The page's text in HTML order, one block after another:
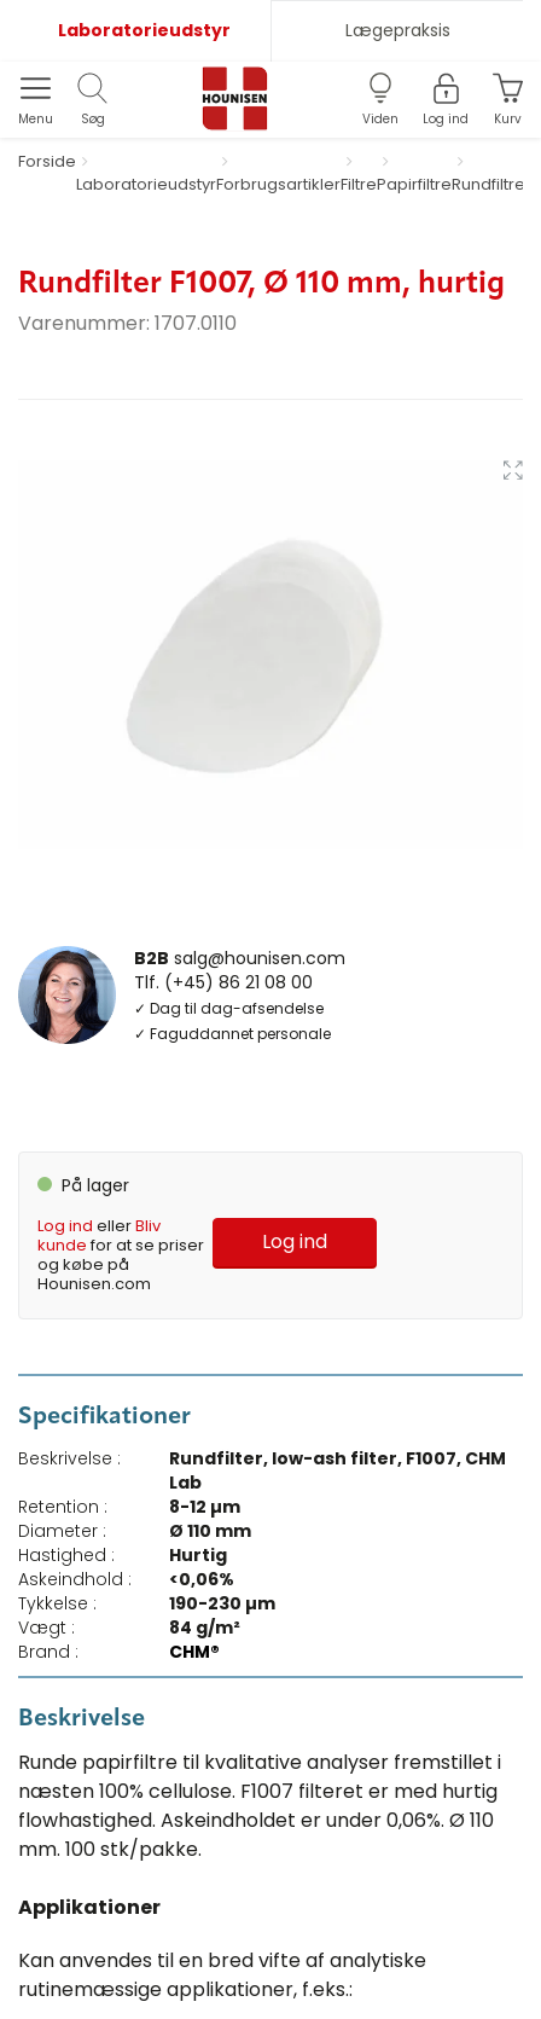
Laboratorieudstyr Lægepraksis
Menu Søg Viden Log ind Kurv
Forside
LaboratorieudstyrForbrugsartiklerFiltrePapirfiltreRundfiltre
Rundfilter F1007, Ø 110 mm, hurtig
Varenummer: 1707.0110
B2B salg@hounisen.com
Tlf. (+45) 86 21 08 00
✓ Dag til dag-afsendelse
✓ Faguddannet personale
På lager
Log ind ellerBliv
kundefor at se priser
og købe på
Hounisen.com
Log ind
Specifikationer
Beskrivelse :
Rundfilter, low-ash filter, F1007, CHM
Lab
Retention :
8-12 µm
Diameter :
Ø 110 mm
Hastighed :
Hurtig
Askeindhold :
<0,06%
Tykkelse :
190-230 µm
Vægt :
84 g/m²
Brand :
CHM®
Beskrivelse
Runde papirfiltre til kvalitative analyser fremstillet i
næsten 100% cellulose. F1007 filteret er med hurtig
flowhastighed. Askeindholdet er under 0,06%. Ø 110
mm. 100 stk/pakke.
Applikationer
Kan anvendes til en bred vifte af analytiske
rutinemæssige applikationer, f.eks.: